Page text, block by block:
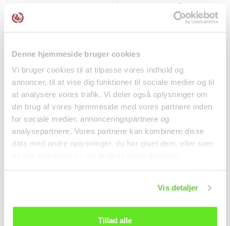
Denne hjemmeside bruger cookies
Vi bruger cookies til at tilpasse vores indhold og
annoncer, til at vise dig funktioner til sociale medier og til
at analysere vores trafik. Vi deler også oplysninger om
din brug af vores hjemmeside med vores partnere inden
for sociale medier, annonceringspartnere og
analysepartnere. Vores partnere kan kombinere disse
data med andre oplysninger, du har givet dem, eller som
Vis detaljer
Tillad alle
Choice
Wokske Rund Ø11cm 36-
43cm S pro. Jade
Taiwan Dessert
Ramyun 5x120g
Nongshim
Nudler